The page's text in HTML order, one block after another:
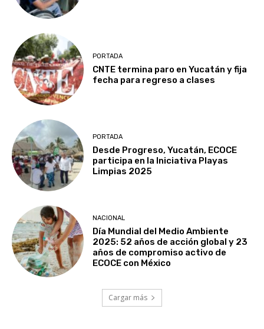
PORTADA
CNTE termina paro en Yucatán y fija
fecha para regreso a clases
PORTADA
Desde Progreso, Yucatán, ECOCE
participa en la Iniciativa Playas
Limpias 2025
NACIONAL
Día Mundial del Medio Ambiente
2025: 52 años de acción global y 23
años de compromiso activo de
ECOCE con México
Cargar más